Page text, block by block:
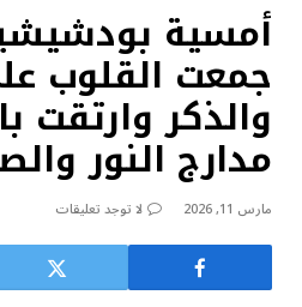
أمسية
جمعت القلوب
والذكر وارتقت
مدارج النور
مارس 11, 2026 لا توجد تعليقات